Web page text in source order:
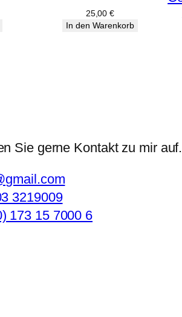
25,00€
In den Warenkorb
Sie gerne Kontakt zu mir auf.
3219009
173 15 7000 6